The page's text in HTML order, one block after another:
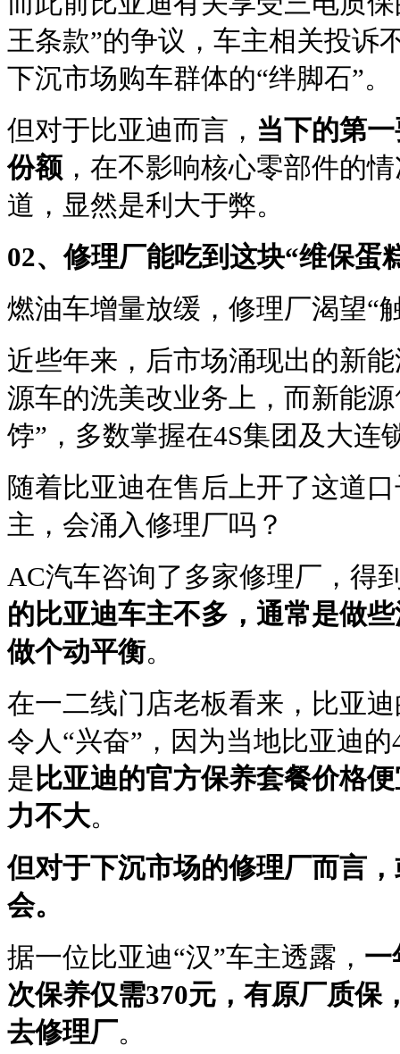
王条款”的争议，车主相关投诉
下沉市场购车群体的“绊脚石”。
但对于比亚迪而言， 当下的第
份额 ，在不影响核心零部件的
道，显然是利大于弊。
02、修理厂能吃到这块“维保蛋
燃油车增量放缓，修理厂渴望“
近些年来，后市场涌现出的新
源车的洗美改业务上，而新能
饽”，多数掌握在4S集团及大连
随着比亚迪在售后上开了这道
主，会涌入修理厂吗？
AC汽车咨询了多家修理厂，得
的比亚迪车主不多，通常是做
做个动平衡。
在一二线门店老板看来，比亚
令人“兴奋”，因为当地比亚迪
是 比亚迪的官方保养套餐价格
力不大。
但对于下沉市场的修理厂而言
会。
据一位比亚迪“汉”车主透露， 一
次保养仅需370元，有原厂质保
去修理厂。